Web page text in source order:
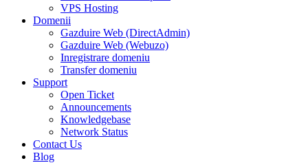
VPS Hosting
Domenii
Gazduire Web (DirectAdmin)
Gazduire Web (Webuzo)
Inregistrare domeniu
Transfer domeniu
Support
Open Ticket
Announcements
Knowledgebase
Network Status
Contact Us
Blog